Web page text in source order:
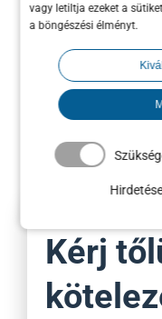
vagy letiltja ezeket a
a böngészési élményt.
2020. december 02.
Kérj